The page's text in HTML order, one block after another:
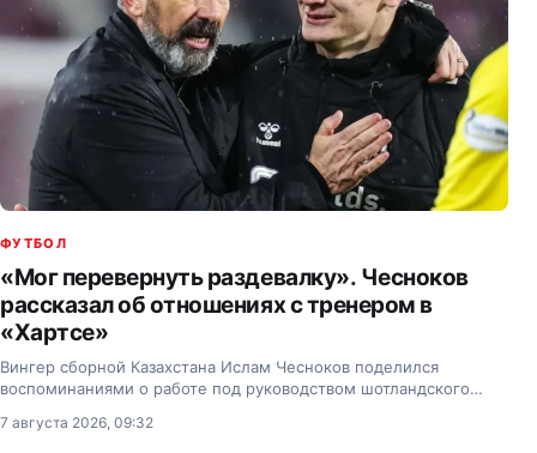
ФУТБОЛ
«Мог перевернуть раздевалку». Чесноков
рассказал об отношениях с тренером в
«Хартсе»
Вингер сборной Казахстана Ислам Чесноков поделился
воспоминаниями о работе под руководством шотландского
7 августа 2026, 09:32